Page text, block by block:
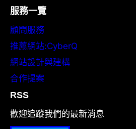
服務一覽
顧問服務
推薦網站:CyberQ
網站設計與建構
合作提案
RSS
歡迎追蹤我們的最新消息